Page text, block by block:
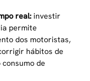
real: investir
permite
dos motoristas,
hábitos de
de